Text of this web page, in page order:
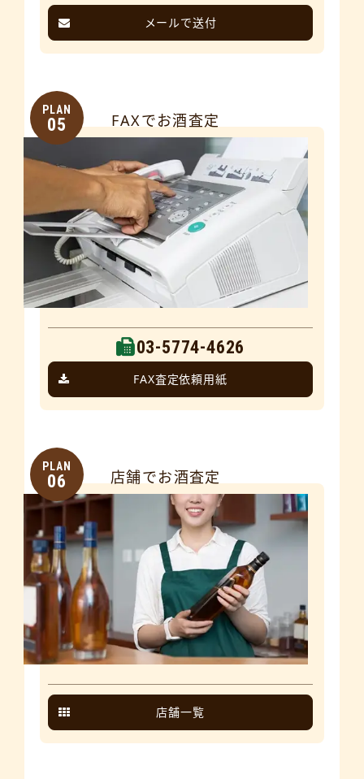
メールで送付
PLAN
05 FAXでお酒査定
03-5774-4626
FAX査定依頼用紙
PLAN
06 店舗でお酒査定
店舗一覧